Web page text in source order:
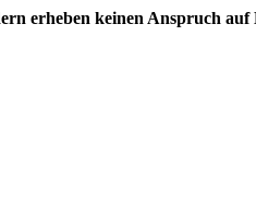
erheben keinen Anspruch